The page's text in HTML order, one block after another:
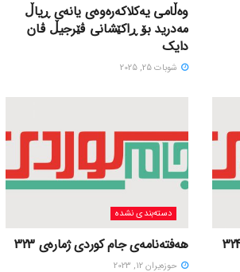
وەڵامی یەکلاکەرەوەی یانەی ڕیاڵ
مەدرید بۆ ڕاکێشانی ڤێرجیڵ ڤان
دایک
شوبات 25, 2025
دسته‌بندی نشده
هەفتەنامەی جام کوردی ژمارەی 323
حوزه‌یران 12, 2023